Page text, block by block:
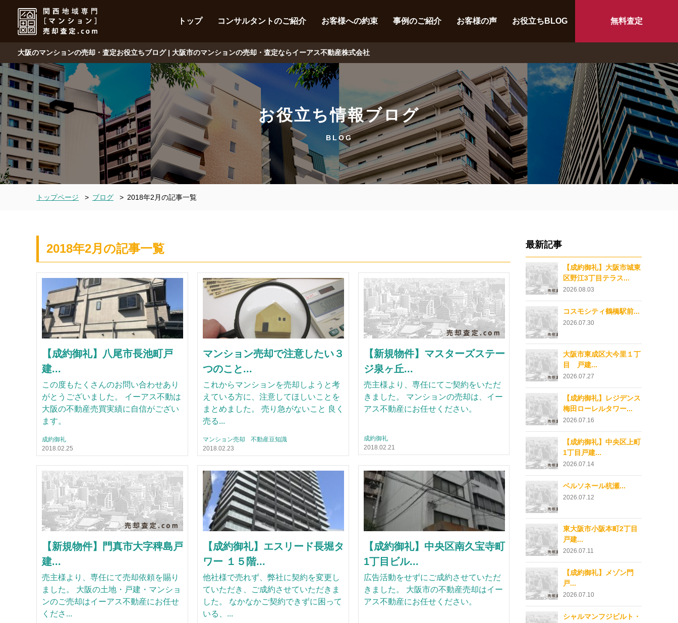
トップ コンサルタントのご紹介 お客様への約束 事例のご紹介 お客様の声 お役立ちBLOG 無料査定
大阪のマンションの売却・査定お役立ちブログ | 大阪市のマンションの売却・査定ならイーアス不動産株式会社
お役立ち情報ブログ
BLOG
トップページ > ブログ > 2018年2月の記事一覧
2018年2月の記事一覧
【成約御礼】八尾市長池町戸
建...
この度もたくさんのお問い合わせあり
がとうございました。 イーアス不動は
大阪の不動産売買実績に自信がござい
ます。
成約御礼
2018.02.25
マンション売却で注意したい３
つのこと...
これからマンションを売却しようと考
えている方に、注意してほしいことを
まとめました。 売り急がないこと 良く
売る...
マンション売却
不動産豆知識
2018.02.23
【新規物件】マスターズステー
ジ泉ヶ丘...
売主様より、専任にてご契約をいただ
きました。 マンションの売却は、イー
アス不動産にお任せください。
成約御礼
2018.02.21
【新規物件】門真市大字稗島戸
建...
売主様より、専任にて売却依頼を賜り
ました。 大阪の土地・戸建・マンショ
ンのご売却はイーアス不動産にお任せ
くださ...
【成約御礼】エスリード長堀タ
ワー １５階...
他社様で売れず、弊社に契約を変更し
ていただき、ご成約させていただきま
した。 なかなかご契約できずに困って
いる、...
【成約御礼】中央区南久宝寺町
1丁目ビル...
広告活動をせずにご成約させていただ
きました。 大阪市の不動産売却はイー
アス不動産にお任せください。
最新記事
【成約御礼】大阪市城東
区野江3丁目テラス...
2026.08.03
コスモシティ鶴橋駅前...
2026.07.30
大阪市東成区大今里１丁
目 戸建...
2026.07.27
【成約御礼】レジデンス
梅田ローレルタワー...
2026.07.16
【成約御礼】中央区上町
1丁目戸建...
2026.07.14
ベルソネール杭瀬...
2026.07.12
東大阪市小阪本町2丁目
戸建...
2026.07.11
【成約御礼】メゾン門
戸...
2026.07.10
シャルマンフジビルト・